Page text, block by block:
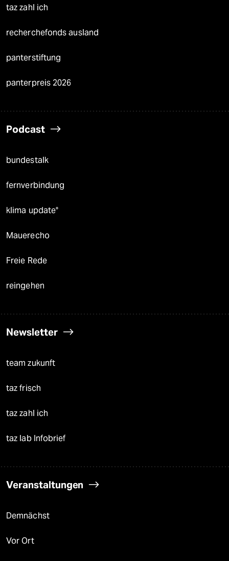
taz zahl ich
recherchefonds ausland
panterstiftung
panterpreis 2026
Podcast
bundestalk
fernverbindung
klima update°
Mauerecho
Freie Rede
reingehen
Newsletter
team zukunft
taz frisch
taz zahl ich
taz lab Infobrief
Veranstaltungen
Demnächst
Vor Ort